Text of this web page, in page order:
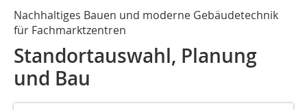
Nachhaltiges Bauen und moderne Gebäudetechnik
für ­Fachmarktzentren
Standortauswahl, Planung
und Bau